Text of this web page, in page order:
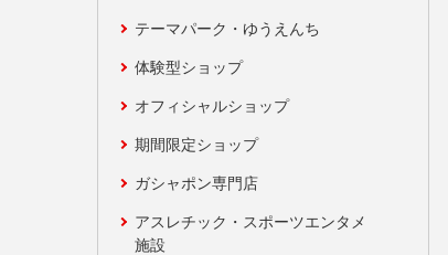
テーマパーク・ゆうえんち
体験型ショップ
オフィシャルショップ
期間限定ショップ
ガシャポン専門店
アスレチック・スポーツエンタメ
施設